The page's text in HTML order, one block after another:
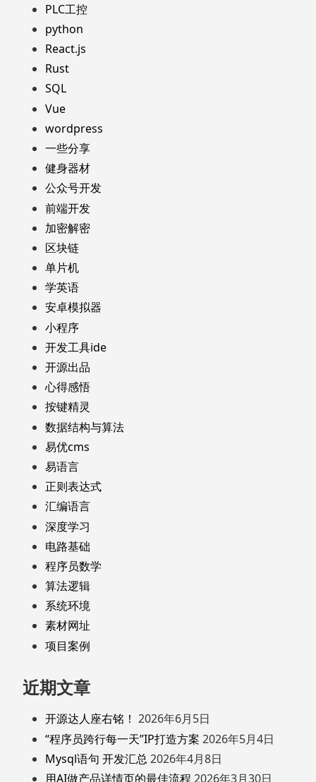
PLC工控
python
React.js
Rust
SQL
Vue
wordpress
一些分享
健身器材
公众号开发
前端开发
加密解密
区块链
单片机
学英语
安卓模拟器
小程序
开发工具ide
开源出品
心得感悟
按键精灵
数据结构与算法
易优cms
易语言
正则表达式
汇编语言
深度学习
电路基础
程序员数学
算法逻辑
系统环境
素材网址
项目案例
近期文章
开源达人座右铭！ 2026年6月5日
“程序员跨行每一天”IP打造方案 2026年5月4日
Mysql语句 开发汇总 2026年4月8日
用AI做产品详情页的最佳流程 2026年3月30日